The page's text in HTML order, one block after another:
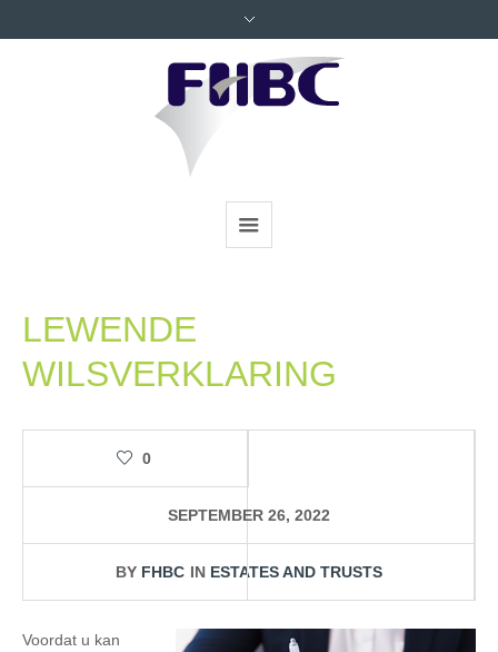
LEWENDE
WILSVERKLARING
0
SEPTEMBER 26, 2022
BY FHBC IN ESTATES AND TRUSTS
Voordat u kan